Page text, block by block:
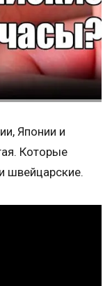
Японии и
Которые
швейцарские.